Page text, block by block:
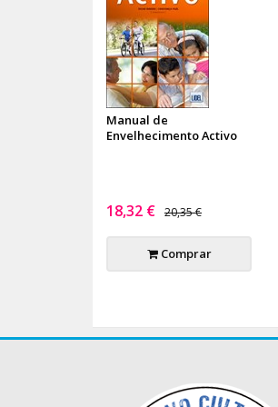
Manual de
Envelhecimento Activo
18,32 € 20,35 €
Comprar